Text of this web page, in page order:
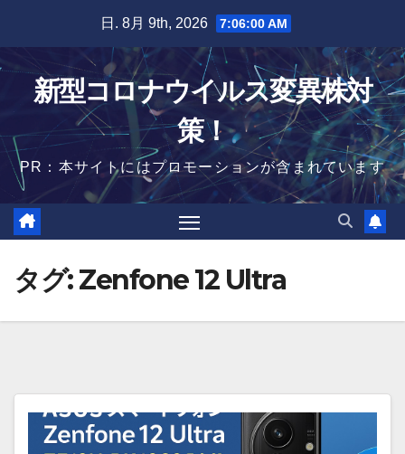
content
日. 8月 9th, 2026 7:06:00 AM
新型コロナウイルス変異株対
策！
PR：本サイトにはプロモーションが含まれています
タグ:Zenfone 12 Ultra